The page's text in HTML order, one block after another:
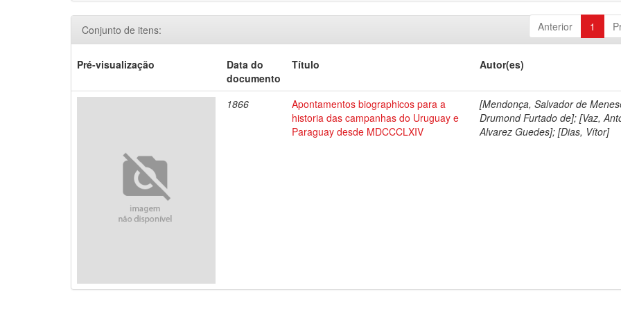
Anterior 1
Conjunto de itens:
Pré-visualização
Data do
documento
Título Autor(es)
1866
Apontamentos biographicos para a
historia das campanhas do Uruguay e
Paraguay desde MDCCCLXIV
[Mendonça, Salvador de
Drumond Furtado de]; [Vaz,
Alvarez Guedes]; [Dias, Vítor]